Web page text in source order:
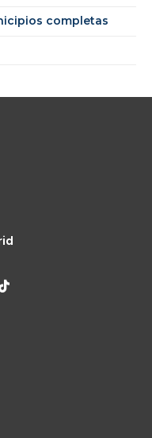
completas